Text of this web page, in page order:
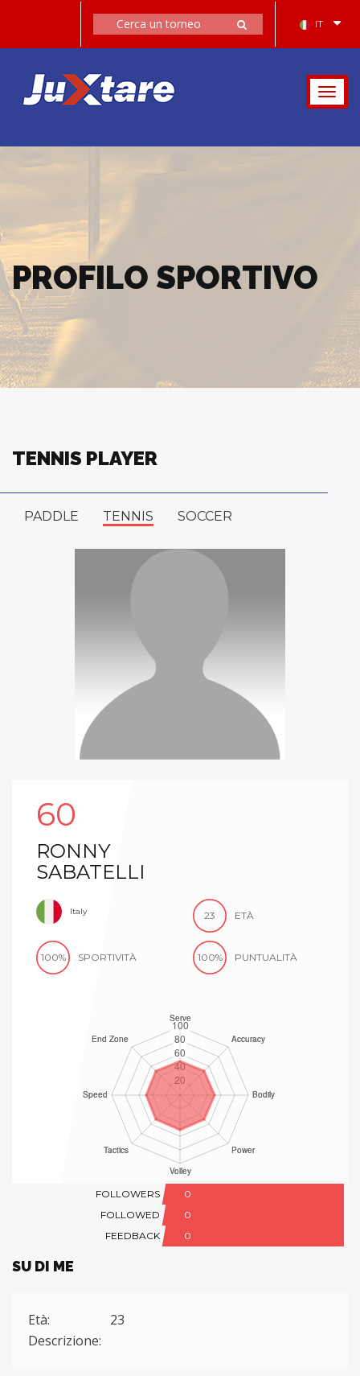
IT
PROFILO SPORTIVO
TENNIS PLAYER
SOCCER
TENNIS
PADDLE
60
RONNY
SABATELLI
Italy 23 ETÀ
100% SPORTIVITÀ 100% PUNTUALITÀ
FOLLOWERS
0
FOLLOWED
0
FEEDBACK
0
SU DI ME
Età:
23
Descrizione: